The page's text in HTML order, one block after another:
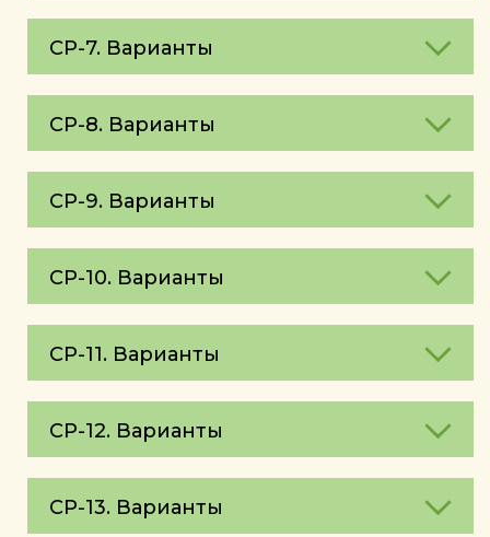
СР-7. Варианты
СР-8. Варианты
СР-9. Варианты
СР-10. Варианты
СР-11. Варианты
СР-12. Варианты
СР-13. Варианты